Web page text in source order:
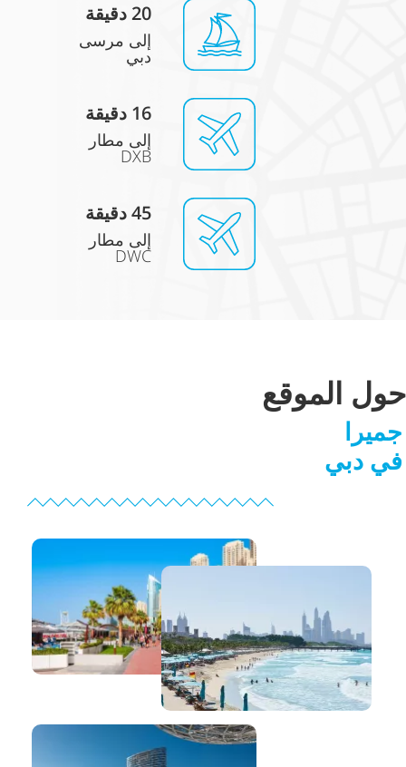
20 دقيقة
إلى مرسى
دبي
16 دقيقة
إلى مطار
DXB
45 دقيقة
إلى مطار
DWC
حول الموقع
جميرا
في دبي